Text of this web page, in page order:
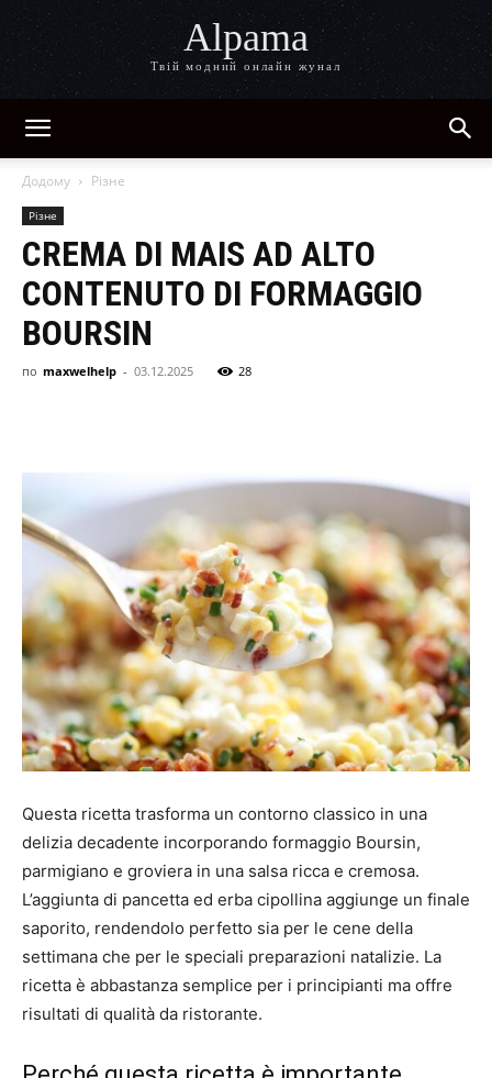
Alpama
Твій модний онлайн жунал
Додому Різне
Різне
CREMA DI MAIS AD ALTO
CONTENUTO DI FORMAGGIO
BOURSIN
по maxwelhelp - 03.12.2025 28
Questa ricetta trasforma un contorno classico in una
delizia decadente incorporando formaggio Boursin,
parmigiano e groviera in una salsa ricca e cremosa.
L’aggiunta di pancetta ed erba cipollina aggiunge un finale
saporito, rendendolo perfetto sia per le cene della
settimana che per le speciali preparazioni natalizie. La
ricetta è abbastanza semplice per i principianti ma offre
risultati di qualità da ristorante.